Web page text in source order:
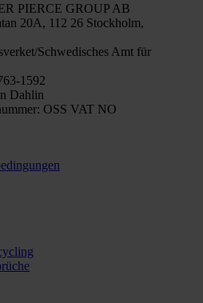
PIERCE GROUP AB
20A, 112 26 Stockholm,
Schwedisches Amt für
1592
Dahlin
OSS VAT NO